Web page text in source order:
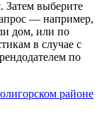
Затем выберите
— например,
дом, или по
в случае с
по
районе